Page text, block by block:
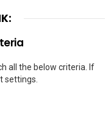
all the below criteria. If
settings.